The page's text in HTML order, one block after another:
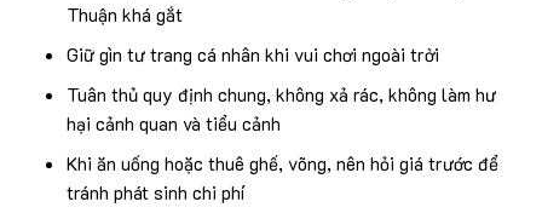
Thuận khá gắt
Giữ gìn tư trang cá nhân khi vui chơi ngoài trời
Tuân thủ quy định chung, không xả rác, không làm hư
hại cảnh quan và tiểu cảnh
Khi ăn uống hoặc thuê ghế, võng, nên hỏi giá trước để
tránh phát sinh chi phí